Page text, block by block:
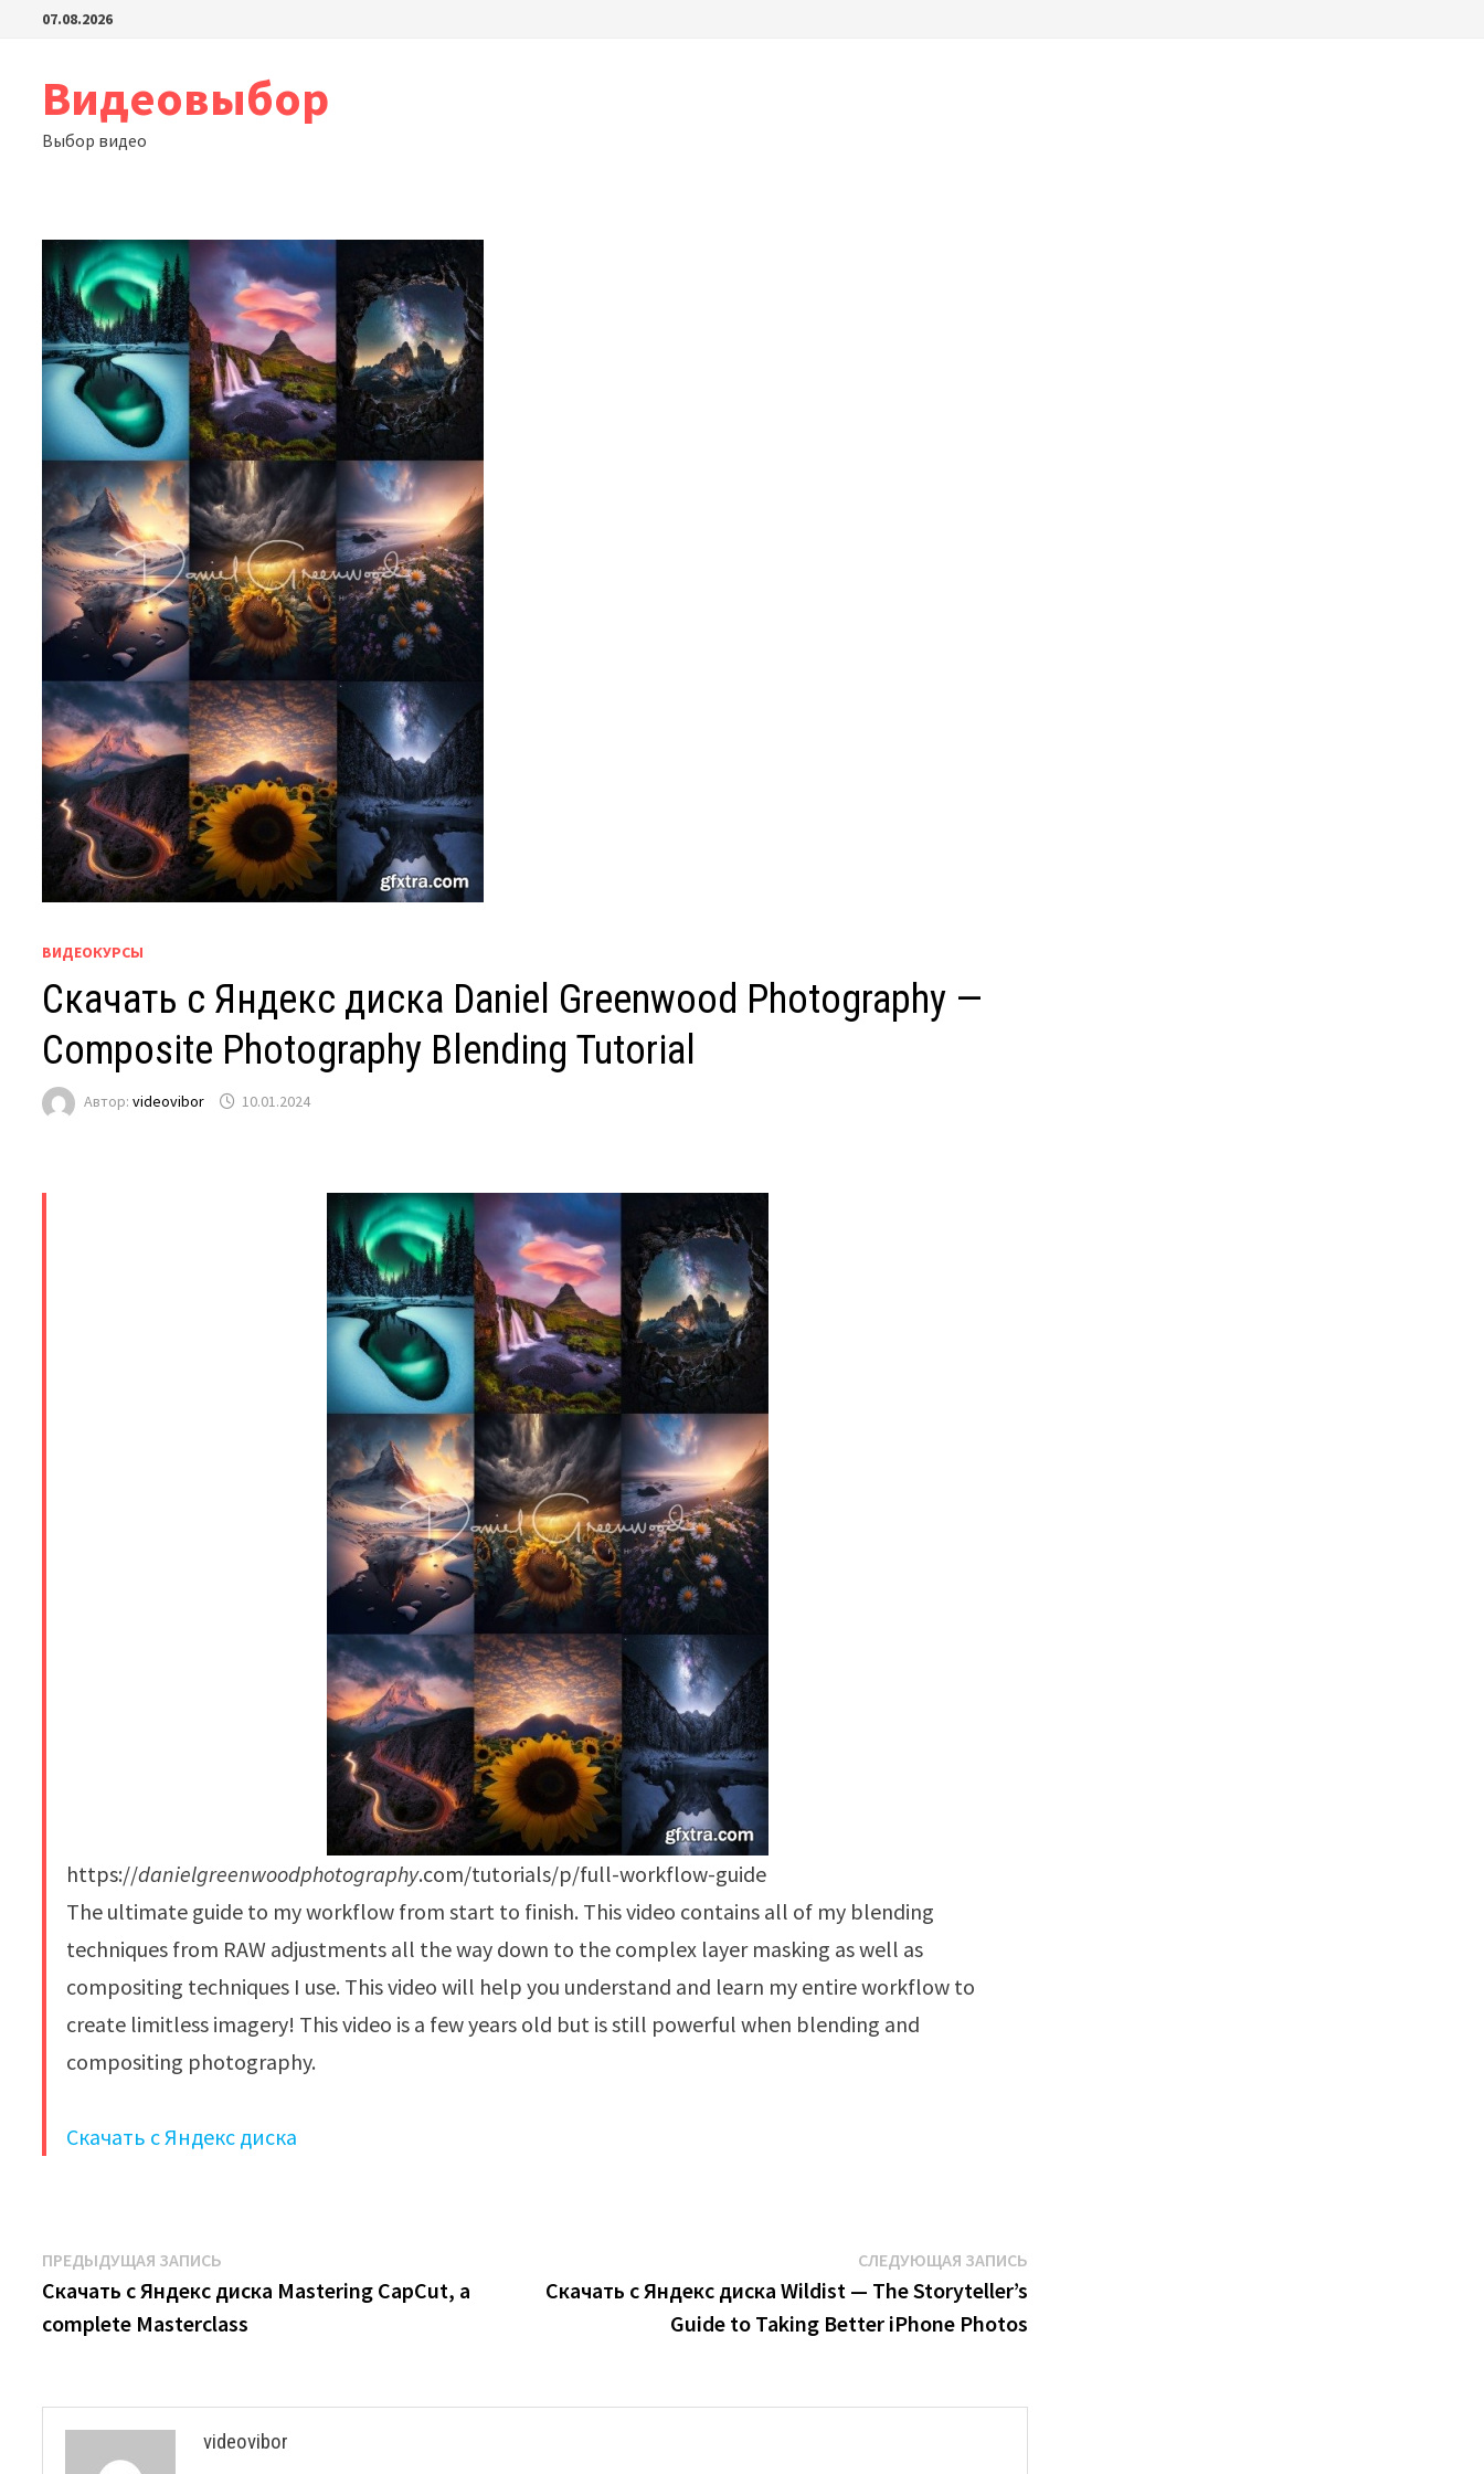
Перейти07.08.2026
Видеовыбор
Выбор видео
ВИДЕОКУРСЫ
Скачать с Яндекс диска Daniel Greenwood Photography —
Composite Photography Blending Tutorial
Автор:videovibor 10.01.2024
https://danielgreenwoodphotography.com/tutorials/p/full-workflow-guide
The ultimate guide to my workflow from start to finish. This video contains all of my blending
techniques from RAW adjustments all the way down to the complex layer masking as well as
compositing techniques I use. This video will help you understand and learn my entire workflow to
create limitless imagery! This video is a few years old but is still powerful when blending and
compositing photography.
Скачать с Яндекс диска
Навигация
по
записям
ПРЕДЫДУЩАЯ ЗАПИСЬ
запись:
Скачать с Яндекс диска Mastering CapCut, a
complete Masterclass
СЛЕДУЮЩАЯ ЗАПИСЬСледующая
запись:
Скачать с Яндекс диска Wildist — The Storyteller’s
Guide to Taking Better iPhone Photos
videovibor